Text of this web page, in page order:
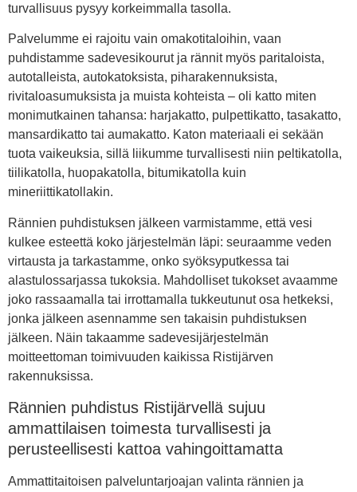
turvallisuus pysyy korkeimmalla tasolla.
Palvelumme ei rajoitu vain omakotitaloihin, vaan
puhdistamme sadevesikourut ja rännit myös paritaloista,
autotalleista, autokatoksista, piharakennuksista,
rivitaloasumuksista ja muista kohteista – oli katto miten
monimutkainen tahansa: harjakatto, pulpettikatto, tasakatto,
mansardikatto tai aumakatto. Katon materiaali ei sekään
tuota vaikeuksia, sillä liikumme turvallisesti niin peltikatolla,
tiilikatolla, huopakatolla, bitumikatolla kuin
mineriittikatollakin.
Rännien puhdistuksen jälkeen varmistamme, että vesi
kulkee esteettä koko järjestelmän läpi: seuraamme veden
virtausta ja tarkastamme, onko syöksyputkessa tai
alastulossarjassa tukoksia. Mahdolliset tukokset avaamme
joko rassaamalla tai irrottamalla tukkeutunut osa hetkeksi,
jonka jälkeen asennamme sen takaisin puhdistuksen
jälkeen. Näin takaamme sadevesijärjestelmän
moitteettoman toimivuuden kaikissa Ristijärven
rakennuksissa.
Rännien puhdistus Ristijärvellä sujuu
ammattilaisen toimesta turvallisesti ja
perusteellisesti kattoa vahingoittamatta
Ammattitaitoisen palveluntarjoajan valinta rännien ja